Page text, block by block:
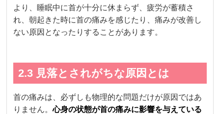
より、睡眠中に首が十分に休まらず、疲労が蓄積さ
れ、朝起きた時に首の痛みを感じたり、痛みが改善し
ない原因となったりすることがあります。
2.3 見落とされがちな原因とは
首の痛みは、必ずしも物理的な問題だけが原因ではあ
りません。心身の状態が首の痛みに影響を与えている